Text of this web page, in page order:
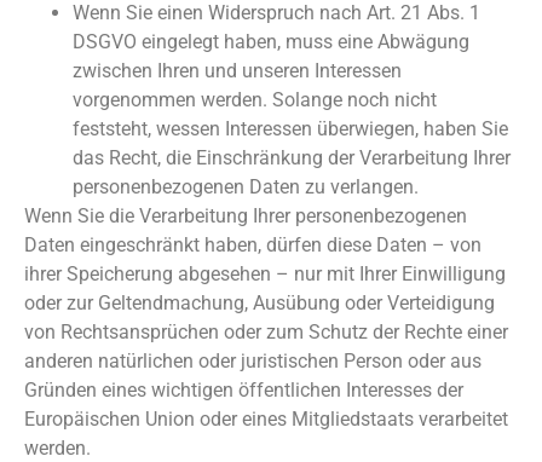
Wenn Sie einen Widerspruch nach Art. 21 Abs. 1
DSGVO eingelegt haben, muss eine Abwägung
zwischen Ihren und unseren Interessen
vorgenommen werden. Solange noch nicht
feststeht, wessen Interessen überwiegen, haben Sie
das Recht, die Einschränkung der Verarbeitung Ihrer
personenbezogenen Daten zu verlangen.
Wenn Sie die Verarbeitung Ihrer personenbezogenen
Daten eingeschränkt haben, dürfen diese Daten – von
ihrer Speicherung abgesehen – nur mit Ihrer Einwilligung
oder zur Geltendmachung, Ausübung oder Verteidigung
von Rechtsansprüchen oder zum Schutz der Rechte einer
anderen natürlichen oder juristischen Person oder aus
Gründen eines wichtigen öffentlichen Interesses der
Europäischen Union oder eines Mitgliedstaats verarbeitet
werden.